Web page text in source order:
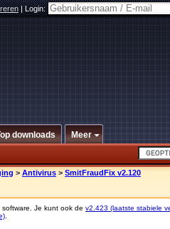
|Login:
downloads Meer
> Antivirus > SmitFraudFix v2.120
Je kunt ook de v2.423 (laatste stabiele